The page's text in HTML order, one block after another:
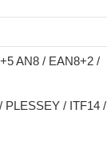
AN8 / EAN8+2 /
/ ITF14 /